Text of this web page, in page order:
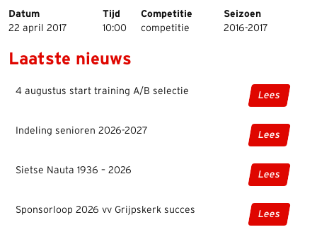
Datum
Tijd Competitie
Seizoen
22 april 2017
10:00 competitie 2016-2017
Laatste nieuws
4 augustus start training A/B selectie Lees
Indeling senioren 2026-2027 Lees
Sietse Nauta 1936 – 2026 Lees
Sponsorloop 2026 vv Grijpskerk succes Lees